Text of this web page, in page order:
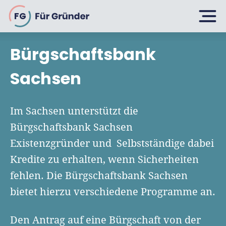
FG
Planen
Selbstständig machen
Über 500 Geschäftsideen
Bin ich ein Gründer?
Geschäftsmodell entwickeln
Businessplan schreiben
Gründen
Firma gründen: 10 Tipps
Rechtsform wählen
UG gründen
GmbH gründen
Wachsen
Finanzieren
Bürgschaftsbank
Sachsen
Im Sachsen unterstützt die
Bürgschaftsbank Sachsen
Existenzgründer und Selbstständige dabei
Kredite zu erhalten, wenn Sicherheiten
fehlen. Die Bürgschaftsbank Sachsen
bietet hierzu verschiedene Programme an.
Den Antrag auf eine Bürgschaft von der